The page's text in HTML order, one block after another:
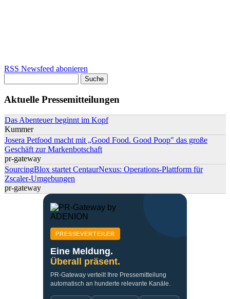
RSS Newsfeed abonieren
Aktuelle Pressemitteilungen
Das Abenteuer beginnt im Kopf
Kummer
Josera Petfood macht mit „Good Food. Good Poop" das große
Geschäft zur Markenbotschaft
pr-gateway
SourcingBlox startet CentaurNexus: Operations-Plattform für
Zscaler-Umgebungen
pr-gateway
PRESSEVERTEILER
Eine Meldung.
Überall präsent.
PR-Gateway verteilt Ihre Pressemitteilung
automatisch an hunderte relevante Kanäle.